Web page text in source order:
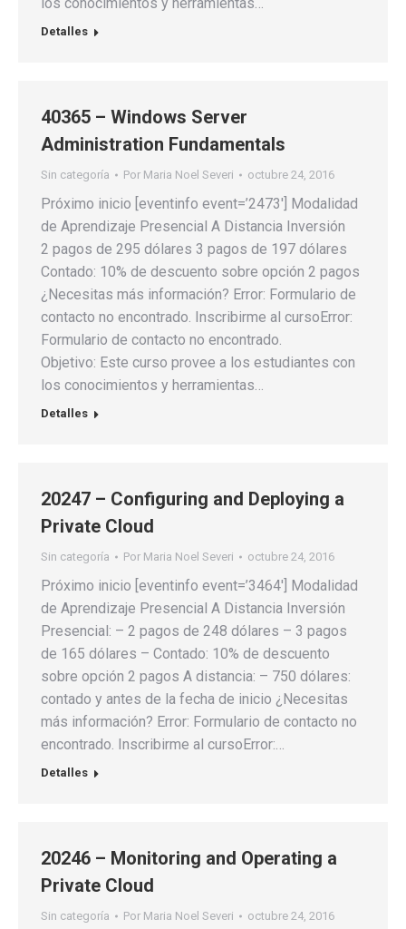
Detalles
40365 – Windows Server
Administration Fundamentals
Sin categoría Por Maria Noel Severi octubre 24, 2016
Próximo inicio [eventinfo event=’2473′] Modalidad
de Aprendizaje Presencial A Distancia Inversión
2 pagos de 295 dólares 3 pagos de 197 dólares
Contado: 10% de descuento sobre opción 2 pagos
¿Necesitas más información? Error: Formulario de
contacto no encontrado. Inscribirme al cursoError:
Formulario de contacto no encontrado.
Objetivo: Este curso provee a los estudiantes con
los conocimientos y herramientas…
Detalles
20247 – Configuring and Deploying a
Private Cloud
Sin categoría Por Maria Noel Severi octubre 24, 2016
Próximo inicio [eventinfo event=’3464′] Modalidad
de Aprendizaje Presencial A Distancia Inversión
Presencial: – 2 pagos de 248 dólares – 3 pagos
de 165 dólares – Contado: 10% de descuento
sobre opción 2 pagos A distancia: – 750 dólares:
contado y antes de la fecha de inicio ¿Necesitas
más información? Error: Formulario de contacto no
encontrado. Inscribirme al cursoError:…
Detalles
20246 – Monitoring and Operating a
Private Cloud
Sin categoría Por Maria Noel Severi octubre 24, 2016